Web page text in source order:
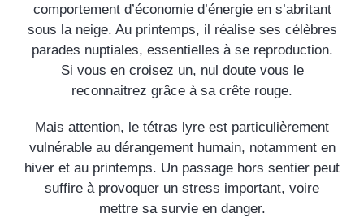
comportement d’économie d’énergie en s’abritant
sous la neige. Au printemps, il réalise ses célèbres
parades nuptiales, essentielles à se reproduction.
Si vous en croisez un, nul doute vous le
reconnaitrez grâce à sa crête rouge.
Mais attention, le tétras lyre est particulièrement
vulnérable au dérangement humain, notamment en
hiver et au printemps. Un passage hors sentier peut
suffire à provoquer un stress important, voire
mettre sa survie en danger.